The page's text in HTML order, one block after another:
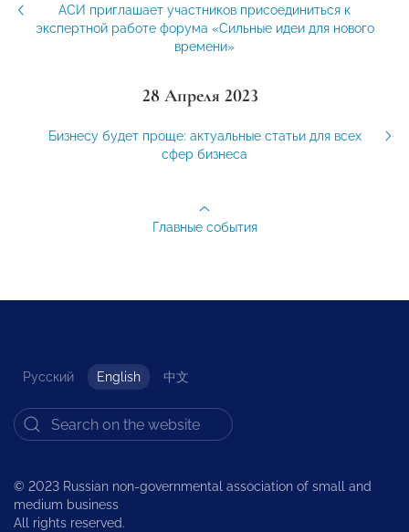
АСИ приглашает участников присоединиться к
экспертной работе форума «Сильные идеи для нового
времени»
28 Апреля 2023
Бизнесу будет проще: актуальные статьи для всех
сфер бизнеса
Главные события
Русский English 中文
© 2023 Russian non-governmental association of small and
medium business
All rights reserved.